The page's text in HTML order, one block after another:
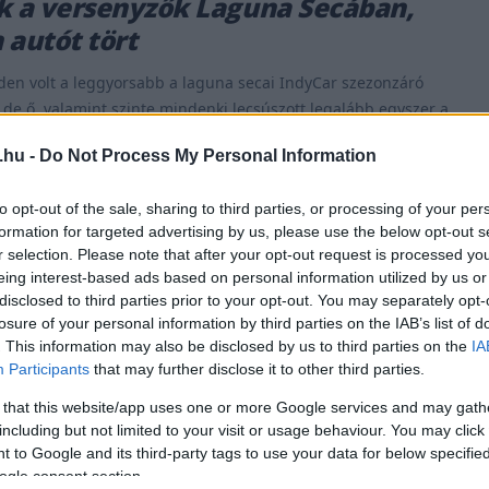
- Do Not Process My Personal Information
opt-out of the sale, sharing to third parties, or processing of your
for targeted advertising by us, please use the below opt-out
selection. Please note that after your opt-out request is processed
interest-based ads based on personal information utilized by us
to third parties prior to your opt-out. You may separately
of your personal information by third parties on the IAB’s list of
This information may also be disclosed by us to third parties on the
Participants that may further disclose it to other third parties.
that this website/app uses one or more Google services and may
but not limited to your visit or usage behaviour. You may
to Google and its third-party tags to use your data for below
consent section.
autót tört
volt a leggyorsabb a laguna secai IndyCar szezonzáró
de ő, valamint szinte mindenki lecsúszott legalább egyszer a
Seca versenypályán a magas gumikopásról, az alacsony
címért küzdő versenyzők [&hellip;]
SZEPT. 5.
véghajrá után McLaughlin idén
győzött
folytatta domináns formáját, a Penske öröme azonban
Newgarden egy egyszerű hiba miatt esett vissza. A rajt